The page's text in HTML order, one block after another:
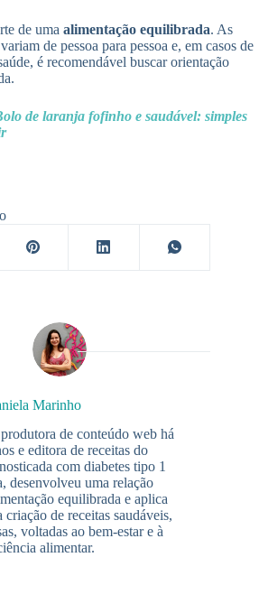
de uma alimentação equilibrada. As
de pessoa para pessoa e, em casos de
é recomendável buscar orientação
de laranja fofinho e saudável: simples
Marinho
de conteúdo web há
e editora de receitas do
com diabetes tipo 1
desenvolveu uma relação
equilibrada e aplica
criação de receitas saudáveis,
voltadas ao bem-estar e à
alimentar.